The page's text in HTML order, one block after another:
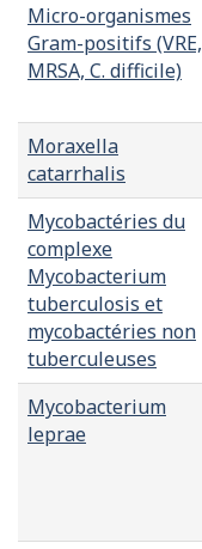
Micro-organismes
Gram-positifs (VRE,
MRSA, C. difficile)
Moraxella
catarrhalis
Mycobactéries du
complexe
Mycobacterium
tuberculosis et
mycobactéries non
tuberculeuses
Mycobacterium
leprae